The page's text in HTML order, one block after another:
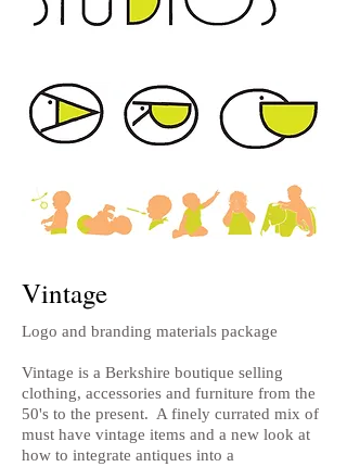
Vintage
Logo and branding materials package
Vintage is a Berkshire boutique selling
clothing, accessories and furniture from the
50's to the present. A finely currated mix of
must have vintage items and a new look at
how to integrate antiques into a